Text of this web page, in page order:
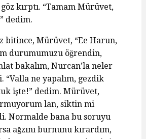
kırptı. “Tamam Mürüvet,
dedim.
bitince, Mürüvet, “Ee Harun,
durumumuzu öğrendin,
bakalım, Nurcan’la neler
“Valla ne yapalım, gezdik
işte!” dedim. Mürüvet,
lan, siktin mi
Normalde bana bu soruyu
ağzını burnunu kırardım,